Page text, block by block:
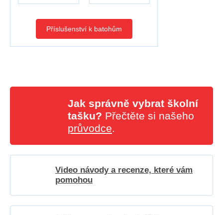
Příslušenství k batohům
Jak správně vybrat školní
tašku? Přečtěte si našeho
průvodce.
Video návody a recenze, které vám
pomohou